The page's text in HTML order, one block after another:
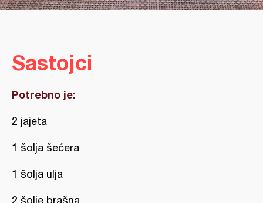
Sastojci
Potrebno je:
2 jajeta
1 šolja šećera
1 šolja ulja
2 šolje brašna